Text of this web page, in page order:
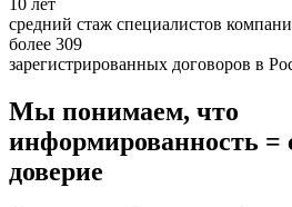
средний стаж специалистов
более 309
зарегистрированных договоров в
Мы понимаем, что
информированность =
доверие